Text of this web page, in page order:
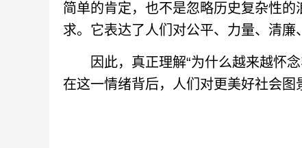
简单的肯定，也不是忽略历史复杂性
求。它表达了人们对公平、力量、清廉
因此，真正理解“为什么越来越怀念
在这一情绪背后，人们对更美好社会图